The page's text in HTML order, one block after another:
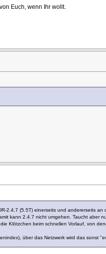
Euch, wenn Ihr wollt.
(5.5T) einerseits und andererseits an
kann 2.4.7 nicht umgehen. Taucht aber
Klötzchen beim schnellen Vorlauf, von
über das Netzwerk wird das sonst